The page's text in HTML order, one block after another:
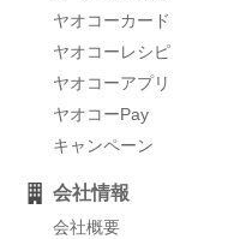
ヤオコーカード
ヤオコーレシピ
ヤオコーアプリ
ヤオコーPay
キャンペーン
会社情報
会社概要